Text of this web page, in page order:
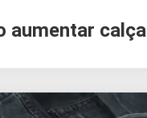
aumentar calça